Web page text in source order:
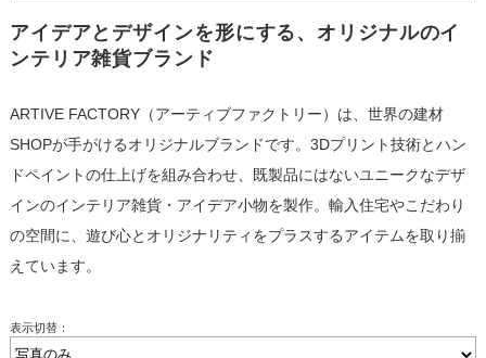
アイデアとデザインを形にする、オリジナルのイ
ンテリア雑貨ブランド
ARTIVE FACTORY（アーティブファクトリー）は、世界の建材
SHOPが手がけるオリジナルブランドです。3Dプリント技術とハン
ドペイントの仕上げを組み合わせ、既製品にはないユニークなデザ
インのインテリア雑貨・アイデア小物を製作。輸入住宅やこだわり
の空間に、遊び心とオリジナリティをプラスするアイテムを取り揃
えています。
表示切替：